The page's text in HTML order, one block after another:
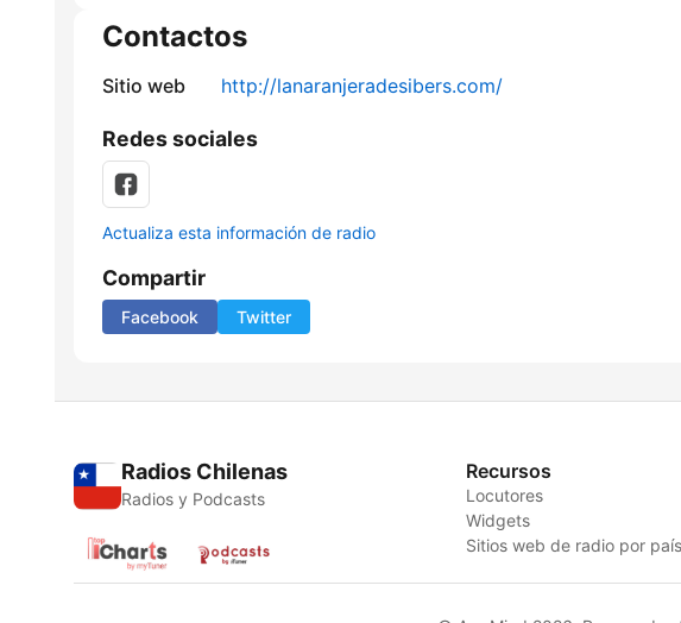
Contactos
Sitio web http://lanaranjeradesibers.com/
Redes sociales
Actualiza esta información de radio
Compartir
Facebook Twitter
Radios Chilenas
Radios y Podcasts
Recursos
Locutores
Widgets
Sitios web de radio por